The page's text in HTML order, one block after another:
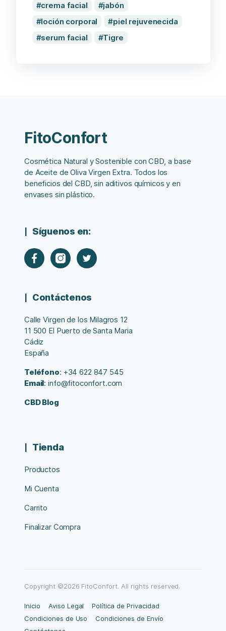
crema facial
jabón
loción corporal
piel rejuvenecida
serum facial
Tigre
FitoConfort
Cosmética Natural y Sostenible con CBD, a base
de Aceite de Oliva Virgen Extra. Todos los
beneficios del CBD, sin aditivos químicos y en
envases sin plástico.
Síguenos en:
Contáctenos
Calle Virgen de los Milagros 12
11 500 El Puerto de Santa Maria
Cádiz
España
Teléfono: +34 622 847 545
Email: info@fitoconfort.com
CBD Blog
Tienda
Productos
Mi Cuenta
Carrito
Finalizar Compra
Copyright ©2026 FitoConfort. All rights reserved.
Inicio Aviso Legal
Política de Privacidad
Condiciones de Uso
Condiciones de Envío